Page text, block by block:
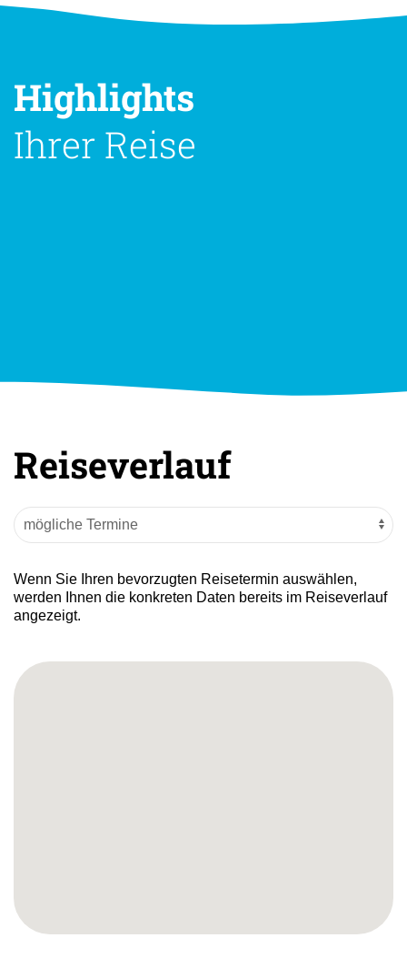
Highlights
Ihrer Reise
Reiseverlauf
Wenn Sie Ihren bevorzugten Reisetermin auswählen,
werden Ihnen die konkreten Daten bereits im Reiseverlauf
angezeigt.